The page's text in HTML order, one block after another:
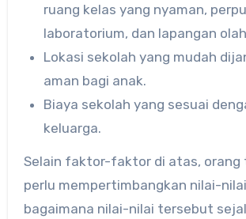
ruang kelas yang nyaman,
laboratorium, dan lapangan
Lokasi sekolah yang mudah
aman bagi anak.
Biaya sekolah yang sesuai
keluarga.
Selain faktor-faktor di atas, orang
perlu mempertimbangkan nilai-
bagaimana nilai-nilai tersebut